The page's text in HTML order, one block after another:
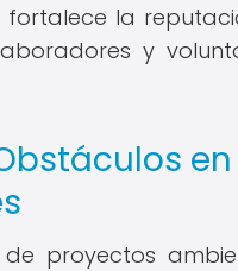
la
y
de proyectos